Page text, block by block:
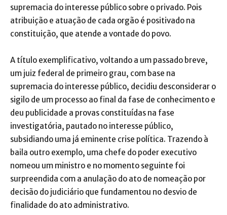
supremacia do interesse público sobre o privado. Pois
atribuição e atuação de cada orgão é positivado na
constituição, que atende a vontade do povo.
A título exemplificativo, voltando a um passado breve,
um juiz federal de primeiro grau, com base na
supremacia do interesse público, decidiu desconsiderar o
sigilo de um processo ao final da fase de conhecimento e
deu publicidade a provas constituídas na fase
investigatória, pautado no interesse público,
subsidiando uma já eminente crise política. Trazendo à
baila outro exemplo, uma chefe do poder executivo
nomeou um ministro e no momento seguinte foi
surpreendida com a anulação do ato de nomeação por
decisão do judiciário que fundamentou no desvio de
finalidade do ato administrativo.